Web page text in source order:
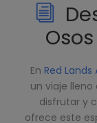
En Red Lands
un viaje
disfrutar y
ofrece este